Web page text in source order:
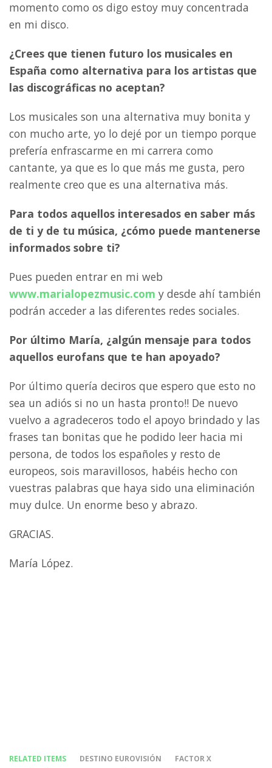
momento como os digo estoy muy concentrada
en mi disco.
¿Crees que tienen futuro los musicales en
España como alternativa para los artistas que
las discográficas no aceptan?
Los musicales son una alternativa muy bonita y
con mucho arte, yo lo dejé por un tiempo porque
prefería enfrascarme en mi carrera como
cantante, ya que es lo que más me gusta, pero
realmente creo que es una alternativa más.
Para todos aquellos interesados en saber más
de ti y de tu música, ¿cómo puede mantenerse
informados sobre ti?
Pues pueden entrar en mi web
www.marialopezmusic.com y desde ahí también
podrán acceder a las diferentes redes sociales.
Por último María, ¿algún mensaje para todos
aquellos eurofans que te han apoyado?
Por último quería deciros que espero que esto no
sea un adiós si no un hasta pronto!! De nuevo
vuelvo a agradeceros todo el apoyo brindado y las
frases tan bonitas que he podido leer hacia mi
persona, de todos los españoles y resto de
europeos, sois maravillosos, habéis hecho con
vuestras palabras que haya sido una eliminación
muy dulce. Un enorme beso y abrazo.
GRACIAS.
María López.
RELATED ITEMS DESTINO EUROVISIÓN
FACTOR X